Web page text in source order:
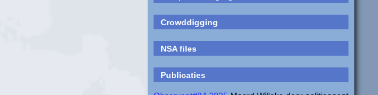
Crowddigging
NSA files
Publicaties